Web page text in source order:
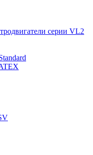
серии VL2